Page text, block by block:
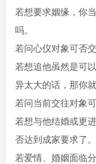
若想要求姻缘，你
吗。
若问心仪对象可否
若想追他虽然是可
异太大的话，那你
若问当前交往对象
若想与他结婚或更
否达到成家要求了
若爱情、婚姻面临